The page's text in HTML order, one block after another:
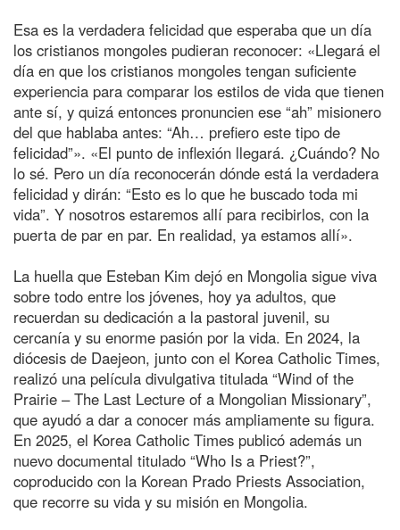
Esa es la verdadera felicidad que esperaba que un día
los cristianos mongoles pudieran reconocer: «Llegará el
día en que los cristianos mongoles tengan suficiente
experiencia para comparar los estilos de vida que tienen
ante sí, y quizá entonces pronuncien ese “ah” misionero
del que hablaba antes: “Ah… prefiero este tipo de
felicidad”». «El punto de inflexión llegará. ¿Cuándo? No
lo sé. Pero un día reconocerán dónde está la verdadera
felicidad y dirán: “Esto es lo que he buscado toda mi
vida”. Y nosotros estaremos allí para recibirlos, con la
puerta de par en par. En realidad, ya estamos allí».
La huella que Esteban Kim dejó en Mongolia sigue viva
sobre todo entre los jóvenes, hoy ya adultos, que
recuerdan su dedicación a la pastoral juvenil, su
cercanía y su enorme pasión por la vida. En 2024, la
diócesis de Daejeon, junto con el Korea Catholic Times,
realizó una película divulgativa titulada “Wind of the
Prairie – The Last Lecture of a Mongolian Missionary”,
que ayudó a dar a conocer más ampliamente su figura.
En 2025, el Korea Catholic Times publicó además un
nuevo documental titulado “Who Is a Priest?”,
coproducido con la Korean Prado Priests Association,
que recorre su vida y su misión en Mongolia.